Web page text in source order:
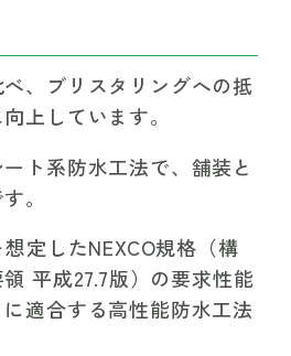
、ブリスタリングへの抵
上しています。
ト系防水工法で、舗装と
。
定したNEXCO規格（構
平成27.7版）の要求性能
適合する高性能防水工法